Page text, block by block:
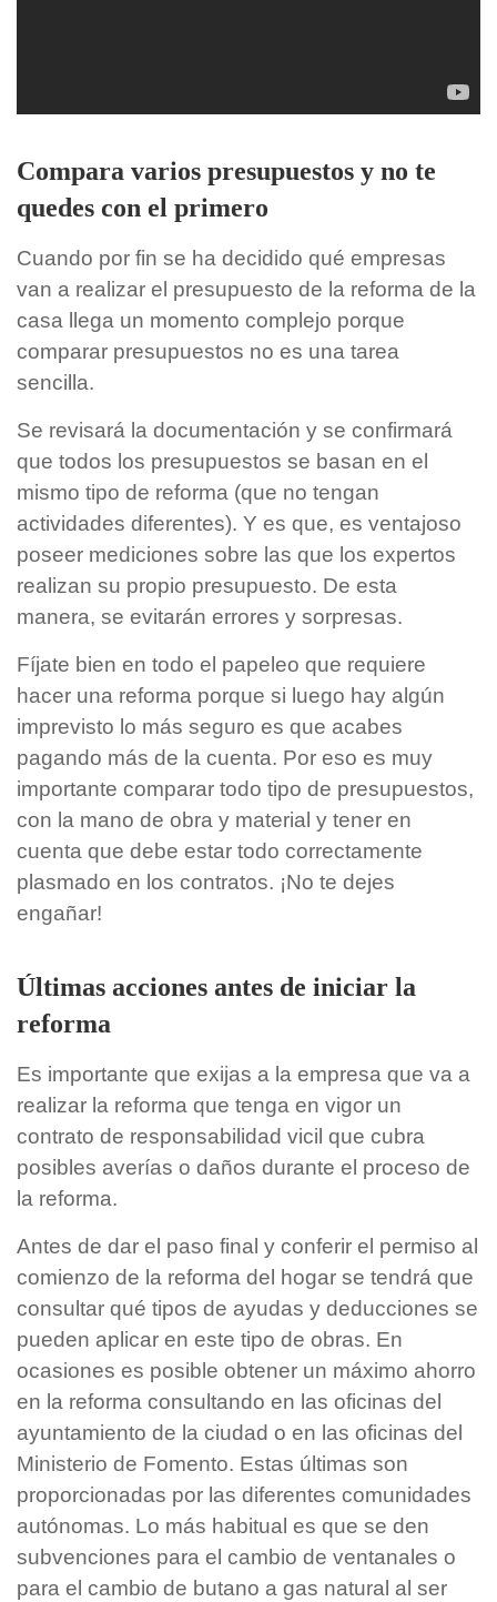
Compara varios presupuestos y no te
quedes con el primero
Cuando por fin se ha decidido qué empresas
van a realizar el presupuesto de la reforma de la
casa llega un momento complejo porque
comparar presupuestos no es una tarea
sencilla.
Se revisará la documentación y se confirmará
que todos los presupuestos se basan en el
mismo tipo de reforma (que no tengan
actividades diferentes). Y es que, es ventajoso
poseer mediciones sobre las que los expertos
realizan su propio presupuesto. De esta
manera, se evitarán errores y sorpresas.
Fíjate bien en todo el papeleo que requiere
hacer una reforma porque si luego hay algún
imprevisto lo más seguro es que acabes
pagando más de la cuenta. Por eso es muy
importante comparar todo tipo de presupuestos,
con la mano de obra y material y tener en
cuenta que debe estar todo correctamente
plasmado en los contratos. ¡No te dejes
engañar!
Últimas acciones antes de iniciar la
reforma
Es importante que exijas a la empresa que va a
realizar la reforma que tenga en vigor un
contrato de responsabilidad vicil que cubra
posibles averías o daños durante el proceso de
la reforma.
Antes de dar el paso final y conferir el permiso al
comienzo de la reforma del hogar se tendrá que
consultar qué tipos de ayudas y deducciones se
pueden aplicar en este tipo de obras. En
ocasiones es posible obtener un máximo ahorro
en la reforma consultando en las oficinas del
ayuntamiento de la ciudad o en las oficinas del
Ministerio de Fomento. Estas últimas son
proporcionadas por las diferentes comunidades
autónomas. Lo más habitual es que se den
subvenciones para el cambio de ventanales o
para el cambio de butano a gas natural al ser